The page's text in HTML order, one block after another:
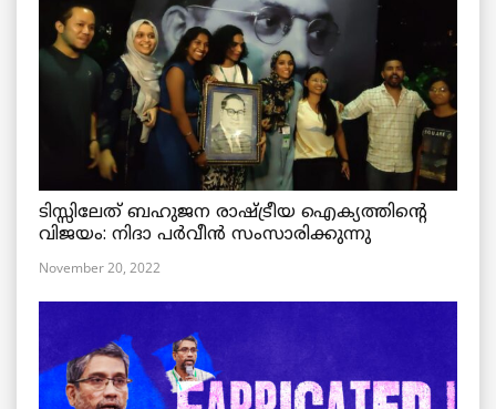
ടിസ്സിലേത് ബഹുജന രാഷ്ട്രീയ ഐക്യത്തിന്റെ
വിജയം: നിദാ പർവീൻ സംസാരിക്കുന്നു
November 20, 2022